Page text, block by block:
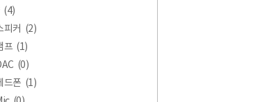
(4)
피커 (2)
프 (1)
(0)
드폰 (1)